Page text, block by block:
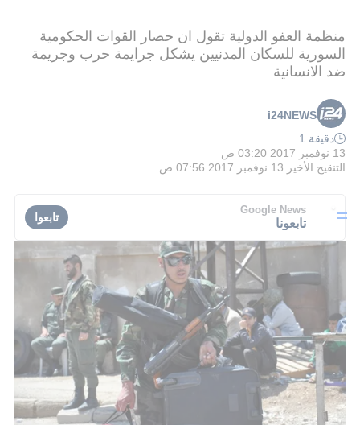
منظمة العفو الدولية تقول ان حصار القوات الحكومية
السورية للسكان المدنيين يشكل جرايمة حرب وجريمة
ضد الانسانية
i24NEWS
دقيقة 1
13 نوفمبر 2017 03:20 ص
التنقيح الأخير 13 نوفمبر 2017 07:56 ص
Google News
تابعونا تابعوا